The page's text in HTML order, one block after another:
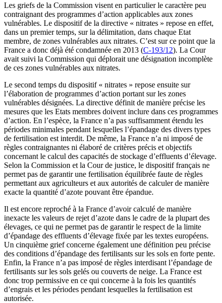
Les griefs de la Commission visent en particulier le caractère peu
contraignant des programmes d’action applicables aux zones
vulnérables. Le dispositif de la directive « nitrates » repose en effet,
dans un premier temps, sur la délimitation, dans chaque Etat
membre, de zones vulnérables aux nitrates. C’est sur ce point que la
France a donc déjà été condamnée en 2013 (C-193/12). La Cour
avait suivi la Commission qui déplorait une désignation incomplète
de ces zones vulnérables aux nitrates.
Le second temps du dispositif « nitrates » repose ensuite sur
l’élaboration de programmes d’action portant sur les zones
vulnérables désignées. La directive définit de manière précise les
mesures que les Etats membres doivent inclure dans ces programmes
d’action. En l’espèce, la France n’a pas suffisamment étendu les
périodes minimales pendant lesquelles l’épandage des divers types
de fertilisation est interdit. De même, la France n’a ni imposé de
règles contraignantes ni élaboré de critères précis et objectifs
concernant le calcul des capacités de stockage d’effluents d’élevage.
Selon la Commission et la Cour de justice, le dispositif français ne
permet pas de garantir une fertilisation équilibrée faute de règles
permettant aux agriculteurs et aux autorités de calculer de manière
exacte la quantité d’azote pouvant être épandue.
Il est encore reproché à la France d’avoir calculé de manière
inexacte les valeurs de rejet d’azote dans le cadre de la plupart des
élevages, ce qui ne permet pas de garantir le respect de la limite
d’épandage des effluents d’élevage fixée par les textes européens.
Un cinquième grief concerne également une définition peu précise
des conditions d’épandage des fertilisants sur les sols en forte pente.
Enfin, la France n’a pas imposé de règles interdisant l’épandage de
fertilisants sur les sols gelés ou couverts de neige. La France est
donc trop permissive en ce qui concerne à la fois les quantités
d’engrais et les périodes pendant lesquelles la fertilisation est
autorisée.